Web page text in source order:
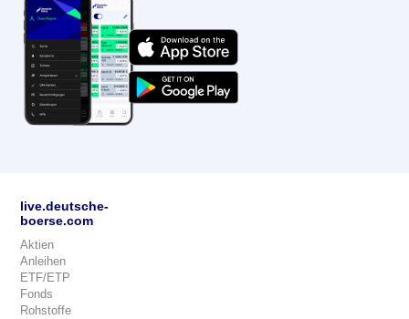
live.deutsche-
boerse.com
Aktien
Anleihen
ETF/ETP
Fonds
Rohstoffe